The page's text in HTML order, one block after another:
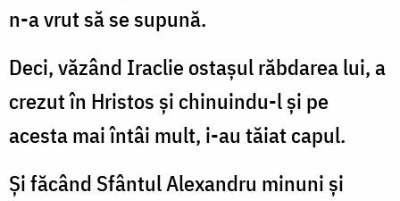
n-a vrut să se supună.
Deci, văzând Iraclie ostașul răbdarea lui, a
crezut în Hristos și chinuindu-l și pe
acesta mai întâi mult, i-au tăiat capul.
Și făcând Sfântul Alexandru minuni și